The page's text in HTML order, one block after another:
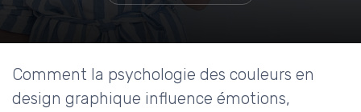
Comment la psychologie des couleurs en
design graphique influence émotions,